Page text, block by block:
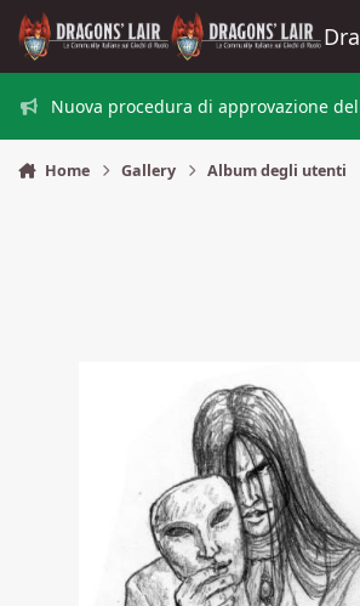
Vai al contenuto
Nuova procedura di approvazione
Home Gallery Album degli utenti